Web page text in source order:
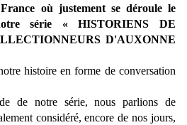
où justement se déroule le
série « HISTORIENS DE
D'AUXONNE
histoire en forme de conversation
de notre série, nous parlions de
considéré, encore de nos jours,